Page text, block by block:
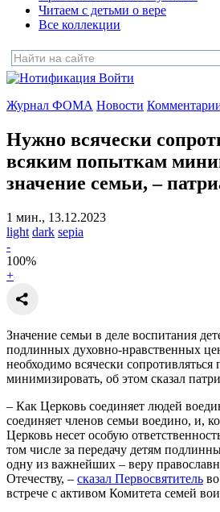
Читаем с детьми о вере
Все коллекции
Войти
Журнал ФОМА Новости
Нужно всячески
всяким попыткам
значение семьи, –
1 мин., 13.12.2023
light dark sepia
-
100%
+
Значение семьи в деле воспитания
подлинных духовно-нравственных
необходимо всячески
минимизировать, об этом сказал
– Как Церковь соединяет людей
соединяет членов семьи воедино, и,
Церковь несет особую
том числе за передачу детям
одну из важнейших – веру
Отечеству, – сказал Первосвятитель
встрече с активом Комитета семей